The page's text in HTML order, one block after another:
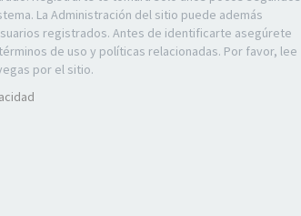
La Administración del sitio puede además
registrados. Antes de identificarte asegúrete
de uso y políticas relacionadas. Por favor, lee
por el sitio.